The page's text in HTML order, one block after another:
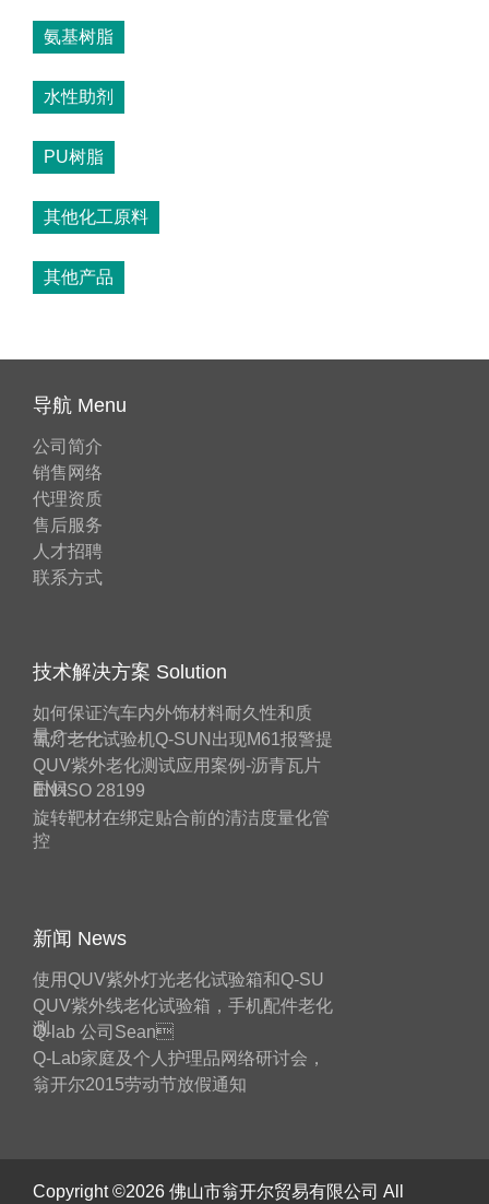
氨基树脂
水性助剂
PU树脂
其他化工原料
其他产品
导航 Menu
公司简介
销售网络
代理资质
售后服务
人才招聘
联系方式
技术解决方案 Solution
如何保证汽车内外饰材料耐久性和质
量？——
氙灯老化试验机Q-SUN出现M61报警提
QUV紫外老化测试应用案例-沥青瓦片
耐候
EN ISO 28199
旋转靶材在绑定贴合前的清洁度量化管
控
新闻 News
使用QUV紫外灯光老化试验箱和Q-SU
QUV紫外线老化试验箱，手机配件老化
测
Q-lab 公司Sean
Q-Lab家庭及个人护理品网络研讨会，
翁开尔2015劳动节放假通知
Copyright ©2026 佛山市翁开尔贸易有限公司 All